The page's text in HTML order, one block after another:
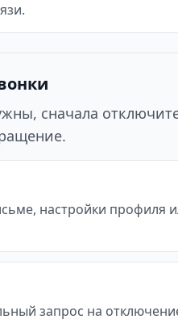
сначала
настройки
запрос на